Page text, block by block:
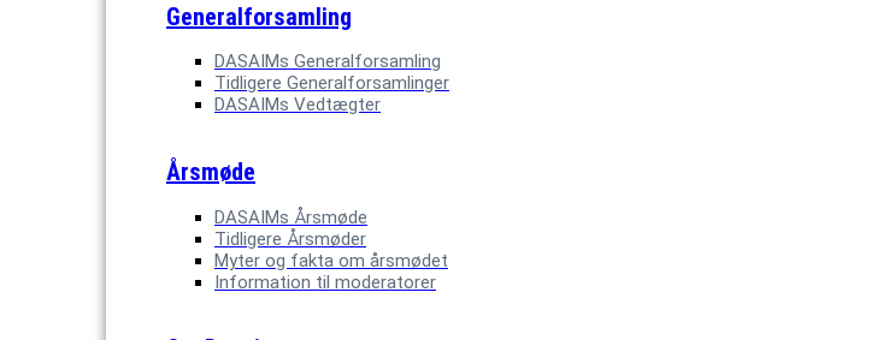
Generalforsamling
DASAIMs Generalforsamling
Tidligere Generalforsamlinger
DASAIMs Vedtægter
Årsmøde
DASAIMs Årsmøde
Tidligere Årsmøder
Myter og fakta om årsmødet
Information til moderatorer